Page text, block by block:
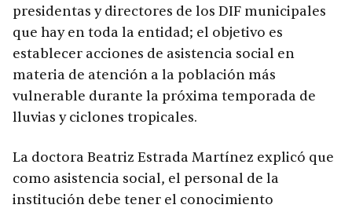
presidentas y directores de los DIF municipales
que hay en toda la entidad; el objetivo es
establecer acciones de asistencia social en
materia de atención a la población más
vulnerable durante la próxima temporada de
lluvias y ciclones tropicales.
La doctora Beatriz Estrada Martínez explicó que
como asistencia social, el personal de la
institución debe tener el conocimiento